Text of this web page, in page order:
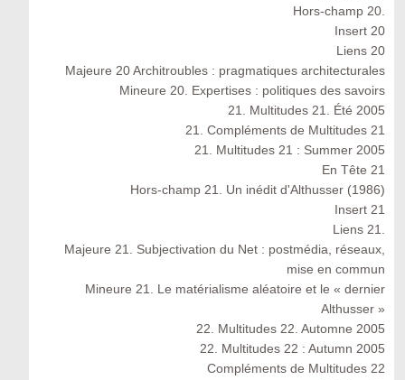
Hors-champ 20.
Insert 20
Liens 20
Majeure 20 Architroubles : pragmatiques architecturales
Mineure 20. Expertises : politiques des savoirs
21. Multitudes 21. Été 2005
21. Compléments de Multitudes 21
21. Multitudes 21 : Summer 2005
En Tête 21
Hors-champ 21. Un inédit d'Althusser (1986)
Insert 21
Liens 21.
Majeure 21. Subjectivation du Net : postmédia, réseaux,
mise en commun
Mineure 21. Le matérialisme aléatoire et le « dernier
Althusser »
22. Multitudes 22. Automne 2005
22. Multitudes 22 : Autumn 2005
Compléments de Multitudes 22